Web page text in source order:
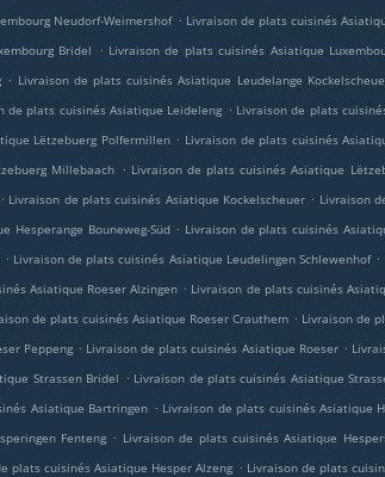
Neudorf-Weimershof . Livraison de plats cuisinés
Bridel
. Livraison de plats cuisinés Asiatique
. Livraison de plats cuisinés Asiatique Leudelange
de plats cuisinés Asiatique Leideleng . Livraison de plats
Lëtzebuerg Polfermillen . Livraison de plats cuisinés
Millebaach . Livraison de plats cuisinés Asiatique
. Livraison de plats cuisinés Asiatique Kockelscheuer . Livraison
Hesperange Bouneweg-Süd . Livraison de plats cuisinés
. Livraison de plats cuisinés Asiatique Leudelingen Schlewenhof .
Asiatique Roeser Alzingen . Livraison de plats cuisinés
de plats cuisinés Asiatique Roeser Crauthem . Livraison de
Peppeng . Livraison de plats cuisinés Asiatique Roeser .
Strassen Bridel . Livraison de plats cuisinés Asiatique
Asiatique Bartringen . Livraison de plats cuisinés Asiatique
Fenteng . Livraison de plats cuisinés Asiatique
plats cuisinés Asiatique Hesper Alzeng . Livraison de plats